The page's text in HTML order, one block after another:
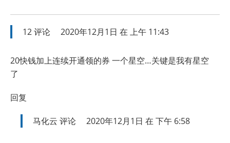
12评论 2020年12月1日 在 上午 11:43
20快钱加上连续开通领的券 一个星空…关键是我有星空
了
回复
马化云 评论 2020年12月1日 在 下午 6:58